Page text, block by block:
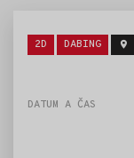
Štítky:
2D DABING